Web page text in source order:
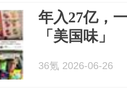
年入27亿，
「美国味」
36氪 2026-06-26